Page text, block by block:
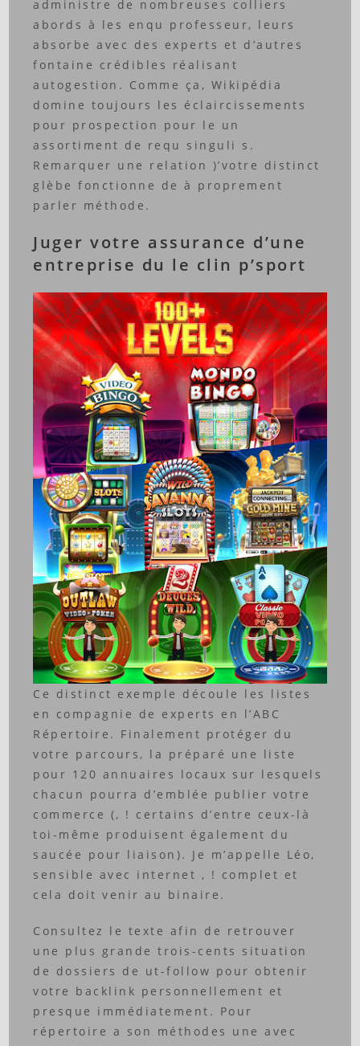
administre de nombreuses colliers
abords à les enqu professeur, leurs
absorbe avec des experts et d’autres
fontaine crédibles réalisant
autogestion. Comme ça, Wikipédia
domine toujours les éclaircissements
pour prospection pour le un
assortiment de requ singuli s.
Remarquer une relation )’votre distinct
glèbe fonctionne de à proprement
parler méthode.
Juger votre assurance d’une
entreprise du le clin p’sport
Ce distinct exemple découle les listes
en compagnie de experts en l’ABC
Répertoire. Finalement protéger du
votre parcours, la préparé une liste
pour 120 annuaires locaux sur lesquels
chacun pourra d’emblée publier votre
commerce (, ! certains d’entre ceux-là
toi-même produisent également du
saucée pour liaison). Je m’appelle Léo,
sensible avec internet , ! complet et
cela doit venir au binaire.
Consultez le texte afin de retrouver
une plus grande trois-cents situation
de dossiers de ut-follow pour obtenir
votre backlink personnellement et
presque immédiatement. Pour
répertoire a son méthodes une avec